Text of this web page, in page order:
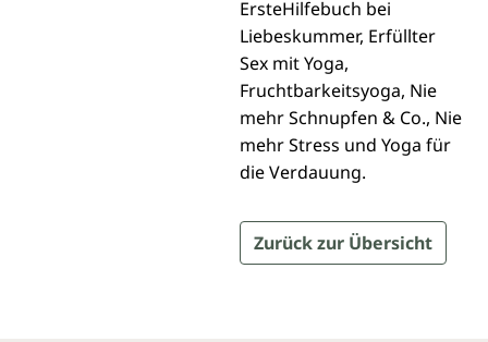
ErsteHilfebuch bei
Liebeskummer, Erfüllter
Sex mit Yoga,
Fruchtbarkeitsyoga, Nie
mehr Schnupfen & Co., Nie
mehr Stress und Yoga für
die Verdauung.
Zurück zur Übersicht